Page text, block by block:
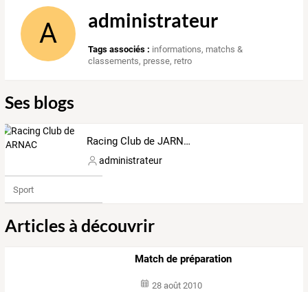
A administrateur
Tags associés : informations, matchs &
classements, presse, retro
Ses blogs
Racing Club de JARNAC
administrateur
Sport
Articles à découvrir
Match de préparation
28 août 2010